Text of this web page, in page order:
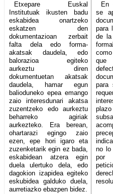
Etxepare Euskal
Institutuak ikusten badu
eskabidea onartzeko
eskatzen den
dokumentazioan zerbait
falta dela edo forma-
akatsak daudela, edo
balorazioa egiteko
aurkeztu diren
dokumentuetan akatsak
daudela, hamar egun
balioduneko epea emango
zaio interesdunari akatsa
zuzentzeko edo aurkeztu
beharreko agiriak
aurkezteko. Era berean,
ohartarazi egingo zaio
ezen, epe hori igaro eta
zuzenketarik egin ez bada,
eskabidean atzera egin
duela ulertuko dela, edo
dagokion izapidea egiteko
eskubidea galduko duela,
aurretiazko ebazpen bidez.
En
se
para
de la
para
no lo
por